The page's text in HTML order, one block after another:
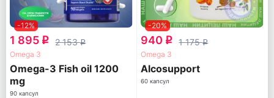
-12%
1 895 q 2 153q
Omega 3
Omega-3 Fish oil 1200
mg
90 капсул
-20%
940 q 1 175q
Omega 3
Alcosupport
60 капсул